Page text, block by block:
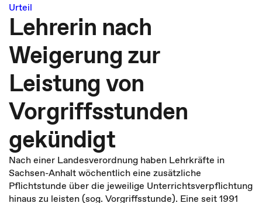
Urteil
Lehrerin nach
Weigerung zur
Leistung von
Vorgriffsstunden
gekündigt
Nach einer Landesverordnung haben Lehrkräfte in
Sachsen-Anhalt wöchentlich eine zusätzliche
Pflichtstunde über die jeweilige Unterrichtsverpflichtung
hinaus zu leisten (sog. Vorgriffsstunde). Eine seit 1991